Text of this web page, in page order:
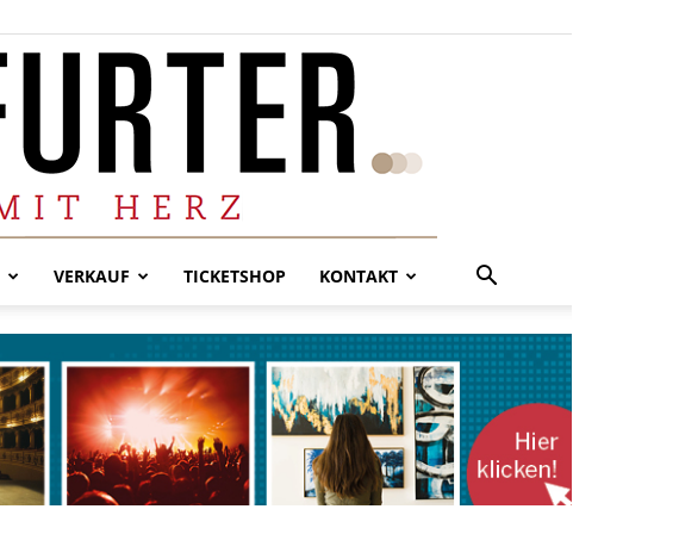
VERKAUF TICKETSHOP KONTAKT